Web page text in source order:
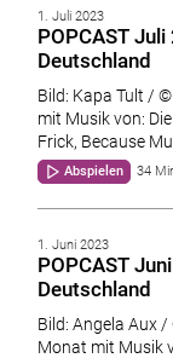
1. Juli 2023
POPCAST
Deutschland
Bild: Kapa Tult /
mit Musik von:
Frick, Because
Abspielen 34
1. Juni 2023
POPCAST
Deutschland
Bild: Angela Aux
Monat mit Musik